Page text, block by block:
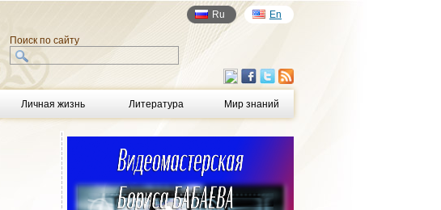
Ru En
Поиск по сайту
Личная жизнь Литература Мир знаний